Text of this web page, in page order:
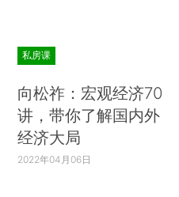
私房课
向松祚：宏观经济70
讲，带你了解国内外
经济大局
2022年04月06日